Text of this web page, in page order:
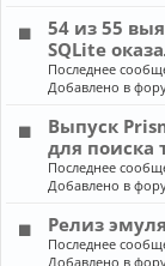
54 из 55
SQLite
Последнее
Добавлено в
Выпуск
для поиска
Последнее
Добавлено в
Релиз
Последнее
Добавлено в